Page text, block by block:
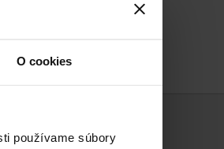
O cookies
používame súbory